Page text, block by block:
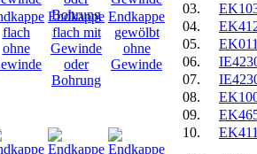
flach
ohne
Endkappe
flach mit
Gewinde
oder
Bohrung
Endkappe
gewölbt
ohne
Gewinde
03.
04.
05.
06.
07.
08.
09.
10.